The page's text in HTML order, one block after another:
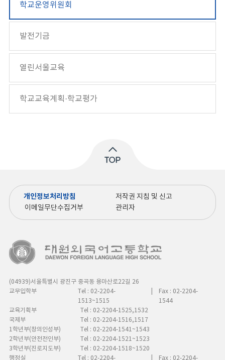
학교운영위원회
발전기금
열린서울교육
학교교육계획·학교평가
개인정보처리방침
저작권 지침 및 신고
이메일무단수집거부
관리자
(04939)서울특별시 광진구 중곡동 용마산로22길 26
교무입학부
Tel : 02-2204-
1513~1515
Fax : 02-2204-
1544
교육기획부
Tel : 02-2204-1525,1532
국제부
Tel : 02-2204-1516,1517
1학년부(창의인성부)
Tel : 02-2204-1541~1543
2학년부(안전전인부)
Tel : 02-2204-1521~1523
3학년부(진로지도부)
Tel : 02-2204-1518~1520
행정실
Tel : 02-2204- Fax : 02-2204-